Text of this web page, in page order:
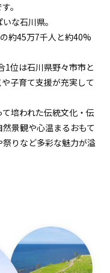
。
な石川県。
約45万7千人と約40%
1位は石川県野々市市と
子育て支援が充実して
培われた伝統文化・伝
景観や心温まるおもて
りなど多彩な魅力が溢